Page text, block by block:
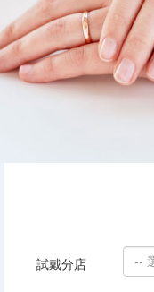
試戴分店 --